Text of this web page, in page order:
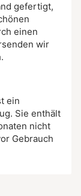
gefertigt,
einen
wir
ein
Sie enthält
nicht
Gebrauch